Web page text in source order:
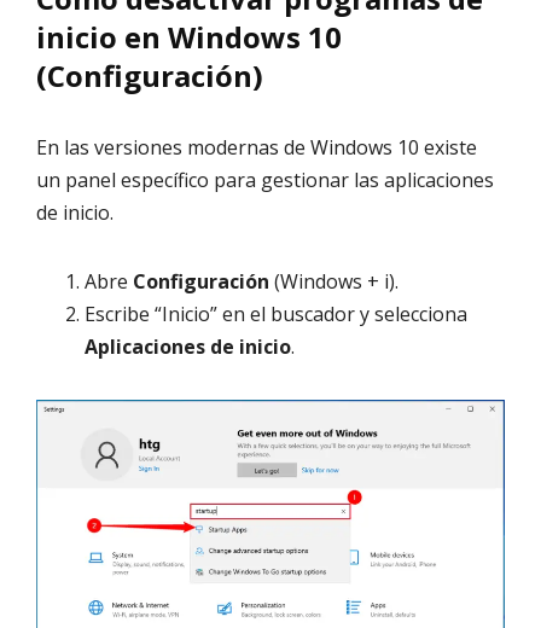
inicio en Windows 10
(Configuración)
En las versiones modernas de Windows 10 existe
un panel específico para gestionar las aplicaciones
de inicio.
Abre Configuración (Windows + i).
Escribe “Inicio” en el buscador y selecciona
Aplicaciones de inicio.